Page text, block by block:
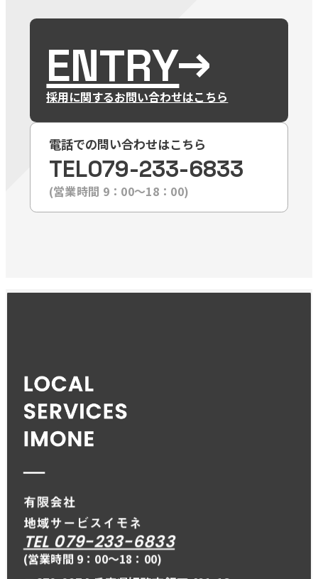
ENTRY
採用に関するお問い合わせはこちら
電話での問い合わせはこちら
TEL079-233-6833
(営業時間 9：00〜18：00)
TEL 079-233-6833
(営業時間 9：00〜18：00)